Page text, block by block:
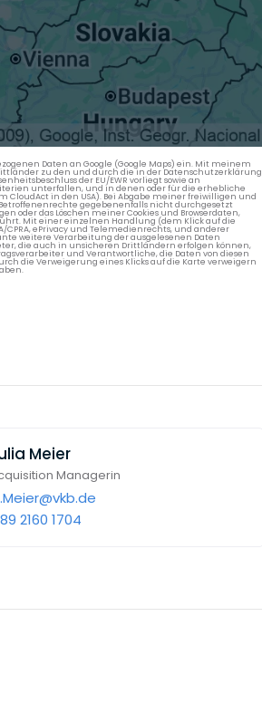
Daten an Google (Google Maps) ein. Mit meinem
zu den und durch die in der Datenschutzerklärung
der EU/EWR vorliegt sowie an
unterfallen, und in denen oder für die erhebliche
CloudAct in den USA). Bei Abgabe meiner freiwilligen und
gegebenenfalls nicht durchgesetzt
das Löschen meiner Cookies und Browserdaten,
Mit einer einzelnen Handlung (dem Klick auf die
ePrivacy und Telemedienrechts, und anderer
weitere Verarbeitung der ausgelesenen Daten
die auch in unsicheren Drittländern erfolgen können,
und Verantwortliche, die Daten von diesen
die Verweigerung eines Klicks auf die Karte verweigern
Meier
Managerin
2160 1704